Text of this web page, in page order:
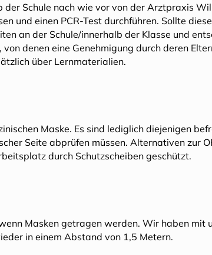
Schule nach wie vor von der Arztpraxis
und einen PCR-Test durchführen. Sollte
an der Schule/innerhalb der Klasse und
denen eine Genehmigung durch deren
über Lernmaterialien.
Maske. Es sind lediglich diejenigen
Seite abprüfen müssen. Alternativen zur
durch Schutzscheiben geschützt.
Masken getragen werden. Wir haben mit
in einem Abstand von 1,5 Metern.